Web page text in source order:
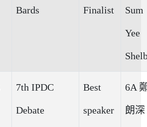
Bards Finalist Sum
Yee
7th IPDC
Debate
Best
speaker
6A
朗深